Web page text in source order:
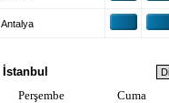
Antalya
İstanbul
Perşembe
Cuma